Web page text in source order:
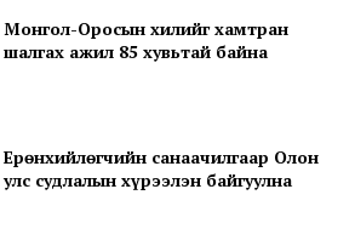
Magazine PRO
Монгол-Оросын хилийг хамтран
шалгах ажил 85 хувьтай байна
Ерөнхийлөгчийн санаачилгаар Олон
улс судлалын хүрээлэн байгуулна